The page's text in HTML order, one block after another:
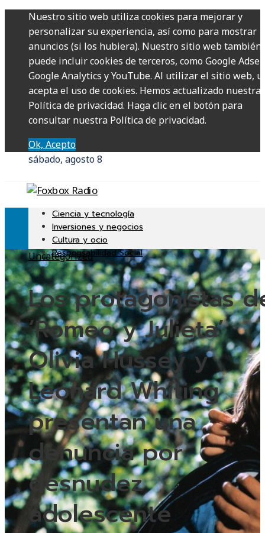
Nuestro sitio web utiliza cookies para mejorar y
personalizar su experiencia, así como para mostrar
anuncios (si los hubiera). Nuestro sitio web también
puede incluir cookies de terceros, como Google
Google Analytics y YouTube. Al utilizar el sitio web,
acepta el uso de cookies. Hemos actualizado nuestra
Política de privacidad. Haga clic en el botón para
consultar nuestra Política de privacidad.
Ok, Acepto
sábado, agosto 8
Ciencia y tecnología
Inversiones y negocios
Cultura y ocio
Responsabilidad Social
Uncategorized
Los protagonistas
‘Romeo y Julieta’
Olivia Hussey y
Leonard Whiting
presentan una
denuncia por
desnudez
adolescente